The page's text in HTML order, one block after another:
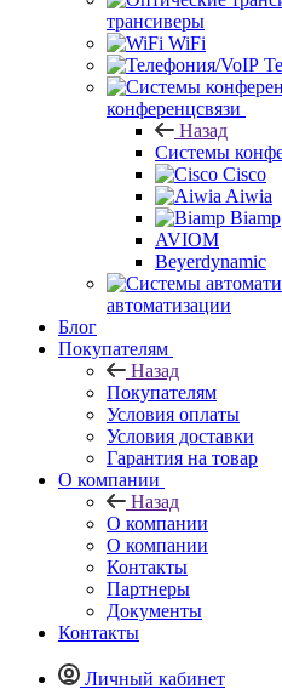
трансиверы
WiFi
конференцсвязи
Назад
Системы
Cisco
Aiwia
Biamp
AVIOM
Beyerdynamic
автоматизации
Блог
Покупателям
Назад
Покупателям
Условия оплаты
Условия доставки
Гарантия на товар
О компании
Назад
О компании
О компании
Контакты
Партнеры
Документы
Контакты
Личный кабинет